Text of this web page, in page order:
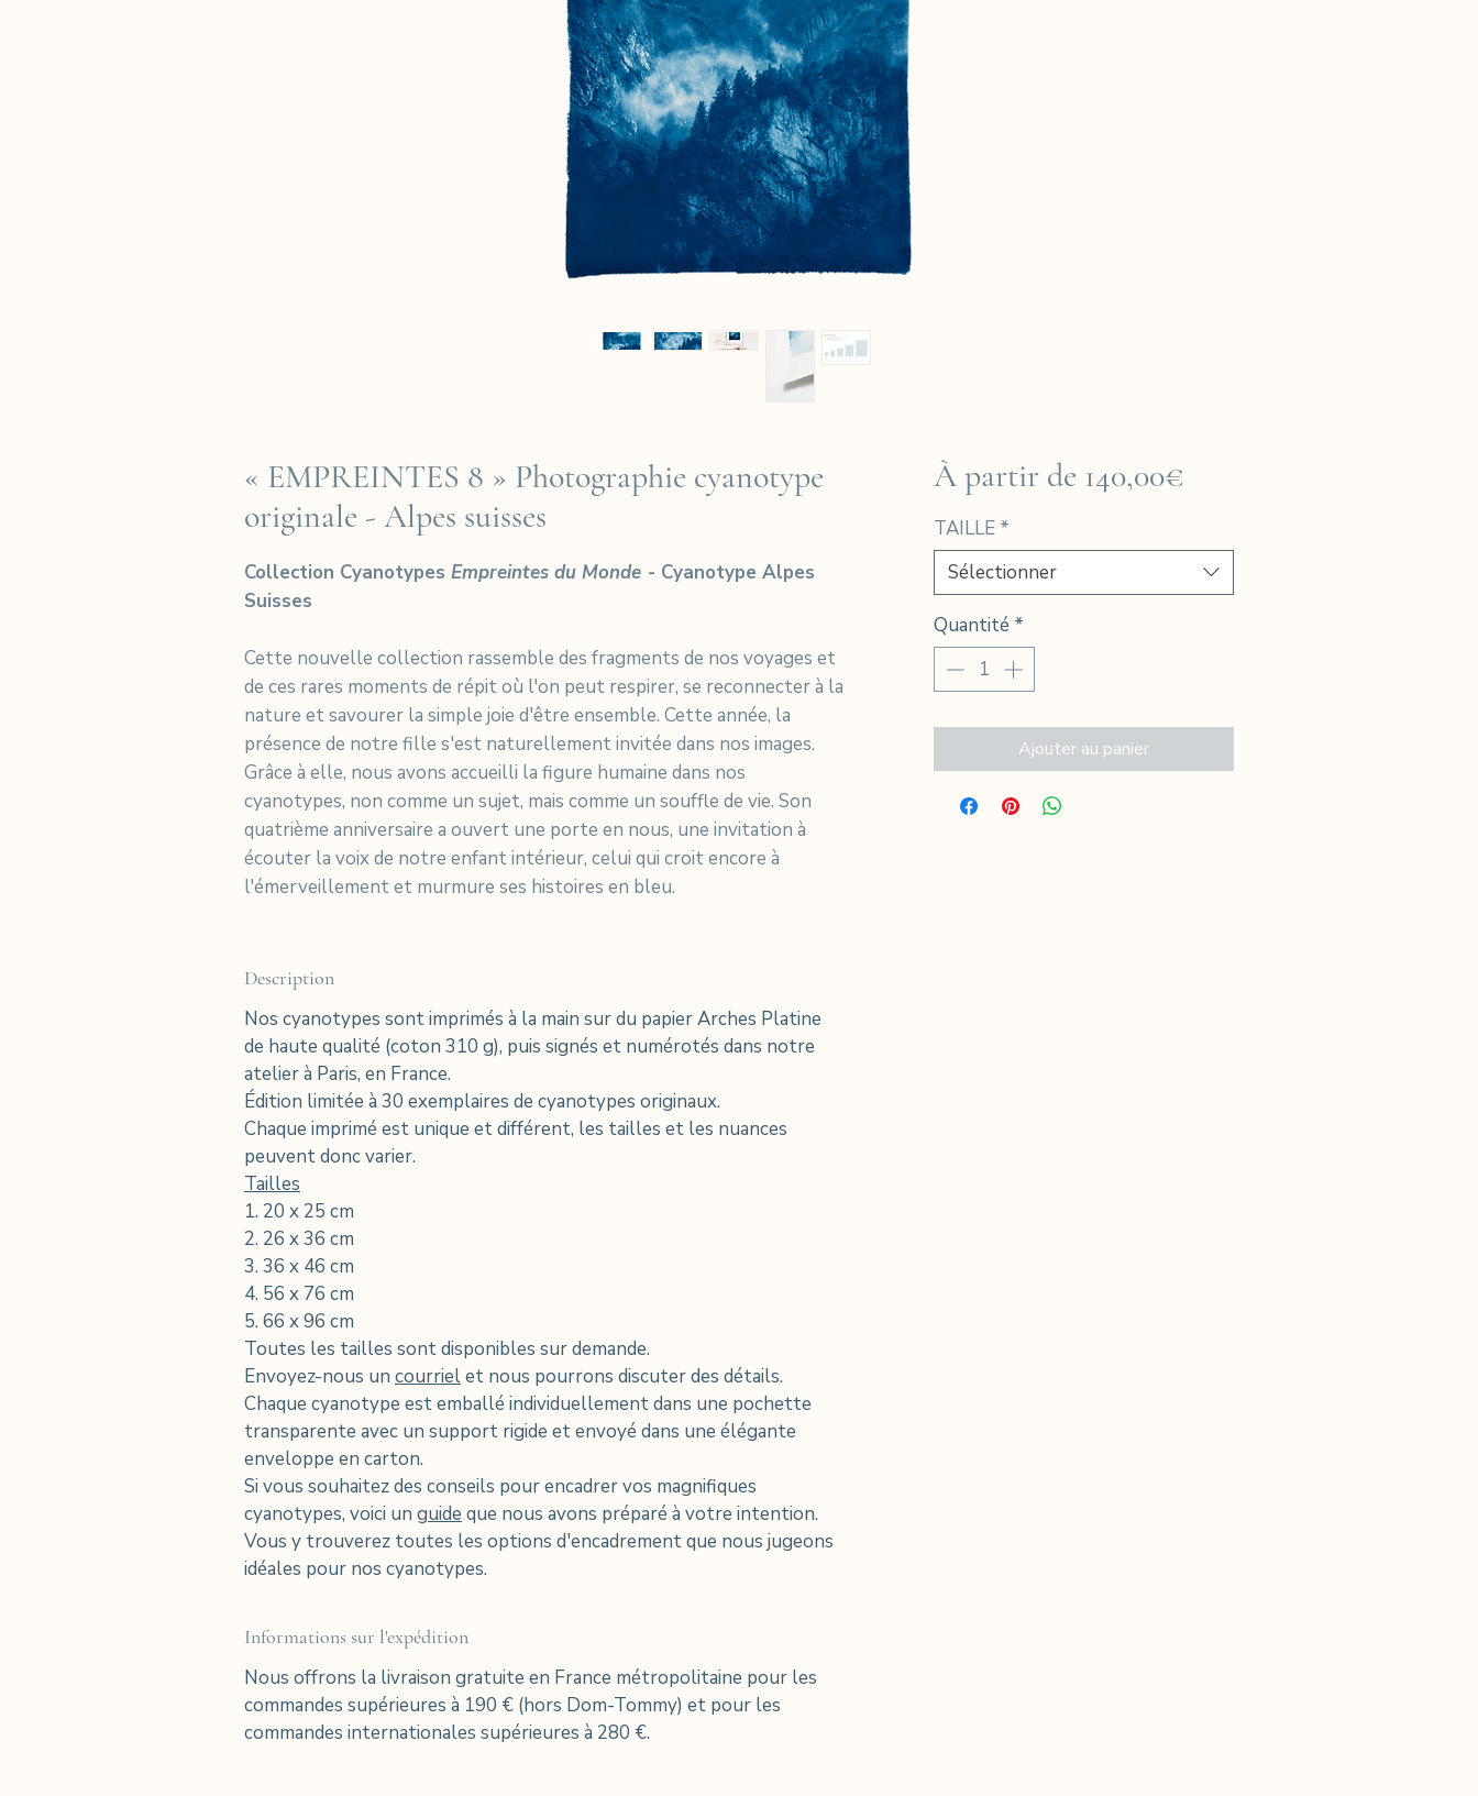
« EMPREINTES 8 » Photographie cyanotype
originale - Alpes suisses
Collection Cyanotypes Empreintes du Monde - Cyanotype Alpes
Suisses
Cette nouvelle collection rassemble des fragments de nos voyages et
de ces rares moments de répit où l'on peut respirer, se reconnecter à la
nature et savourer la simple joie d'être ensemble. Cette année, la
présence de notre fille s'est naturellement invitée dans nos images.
Grâce à elle, nous avons accueilli la figure humaine dans nos
cyanotypes, non comme un sujet, mais comme un souffle de vie. Son
quatrième anniversaire a ouvert une porte en nous, une invitation à
écouter la voix de notre enfant intérieur, celui qui croit encore à
l'émerveillement et murmure ses histoires en bleu.
Description
Nos cyanotypes sont imprimés à la main sur du papier Arches Platine
de haute qualité (coton 310 g), puis signés et numérotés dans notre
atelier à Paris, en France.
Édition limitée à 30 exemplaires de cyanotypes originaux.
Chaque imprimé est unique et différent, les tailles et les nuances
peuvent donc varier.
Tailles
1. 20 x 25 cm
2. 26 x 36 cm
3. 36 x 46 cm
4. 56 x 76 cm
5. 66 x 96 cm
Toutes les tailles sont disponibles sur demande.
Envoyez-nous un courrielet nous pourrons discuter des détails.
Chaque cyanotype est emballé individuellement dans une pochette
transparente avec un support rigide et envoyé dans une élégante
enveloppe en carton.
Si vous souhaitez des conseils pour encadrer vos magnifiques
cyanotypes, voici un guide que nous avons préparé à votre intention.
Vous y trouverez toutes les options d'encadrement que nous jugeons
idéales pour nos cyanotypes.
Informations sur l'expédition
Nous offrons la livraison gratuite en France métropolitaine pour les
commandes supérieures à 190 € (hors Dom-Tommy) et pour les
commandes internationales supérieures à 280 €.
À partir de 140,00€Prix
TAILLE *
Sélectionner
Quantité *
Ajouter au panier